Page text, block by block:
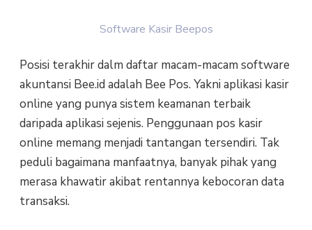
Software Kasir Beepos
Posisi terakhir dalm daftar macam-macam software
akuntansi Bee.id adalah Bee Pos. Yakni aplikasi kasir
online yang punya sistem keamanan terbaik
daripada aplikasi sejenis. Penggunaan pos kasir
online memang menjadi tantangan tersendiri. Tak
peduli bagaimana manfaatnya, banyak pihak yang
merasa khawatir akibat rentannya kebocoran data
transaksi.